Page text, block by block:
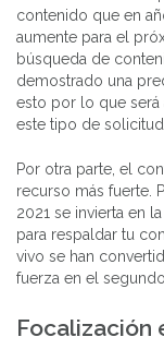
contenido que en
aumente para el
búsqueda de
demostrado una
esto por lo que será
este tipo de
Por otra parte, el
recurso más fuerte.
2021 se invierta en
para respaldar tu
vivo se han
fuerza en el
Focalización